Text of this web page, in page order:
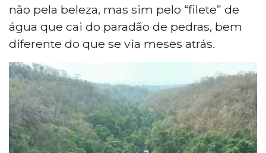
não pela beleza, mas sim pelo “filete” de
água que cai do paradão de pedras, bem
diferente do que se via meses atrás.